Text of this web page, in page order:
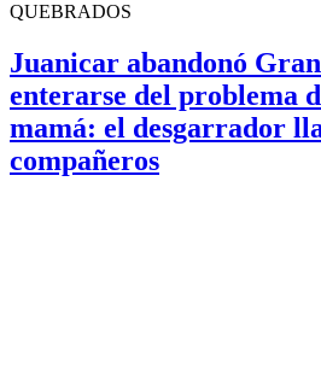
QUEBRADOS
Juanicar abandonó
enterarse del problema
mamá: el desgarrador
compañeros